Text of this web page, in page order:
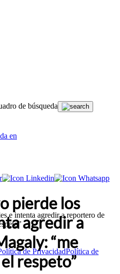
de búsqueda
e intenta agredir a reportero de
de PrivacidadPolítica de
en
pierde los
agredir a
“me
respeto”